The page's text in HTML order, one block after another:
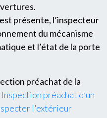
présente, l’inspecteur
du mécanisme
et l’état de la porte
préachat de la
Inspection préachat d’un
l'extérieur